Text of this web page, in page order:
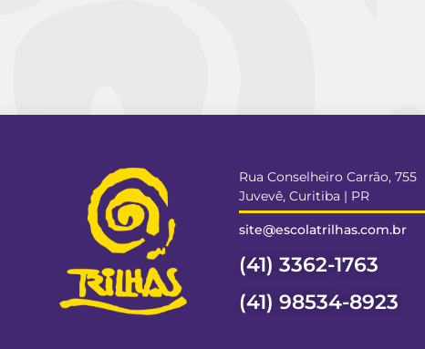
Rua Conselheiro Carrão, 755
Juvevê, Curitiba | PR
site@escolatrilhas.com.br
(41) 3362-1763
(41) 98534-8923